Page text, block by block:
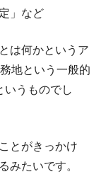
」など
は何かというア
地という一般的
いうものでし
とがきっかけ
みたいです。